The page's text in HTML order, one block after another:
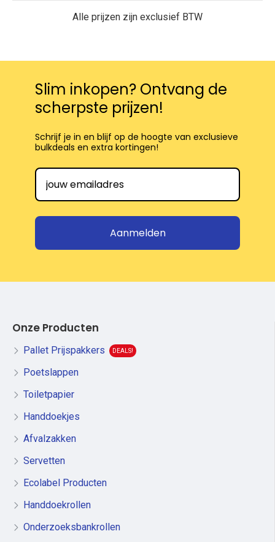
Alle prijzen zijn exclusief BTW
Slim inkopen? Ontvang de
scherpste prijzen!
Schrijf je in en blijf op de hoogte van exclusieve
bulkdeals en extra kortingen!
Aanmelden
Onze Producten
Pallet Prijspakkers DEALS!
Poetslappen
Toiletpapier
Handdoekjes
Afvalzakken
Servetten
Ecolabel Producten
Handdoekrollen
Onderzoeksbankrollen